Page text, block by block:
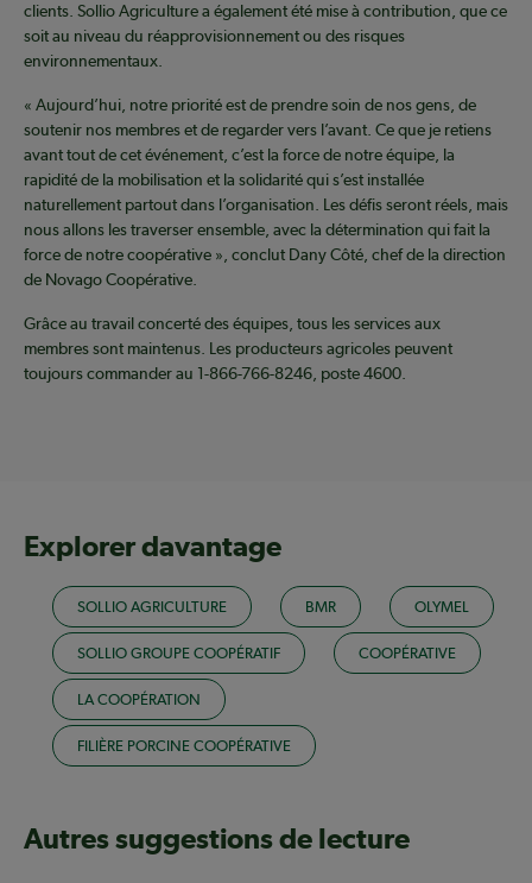
clients. Sollio Agriculture a également été mise à contribution, que ce
soit au niveau du réapprovisionnement ou des risques
environnementaux.
« Aujourd’hui, notre priorité est de prendre soin de nos gens, de
soutenir nos membres et de regarder vers l’avant. Ce que je retiens
avant tout de cet événement, c’est la force de notre équipe, la
rapidité de la mobilisation et la solidarité qui s’est installée
naturellement partout dans l’organisation. Les défis seront réels, mais
nous allons les traverser ensemble, avec la détermination qui fait la
force de notre coopérative », conclut Dany Côté, chef de la direction
de Novago Coopérative.
Grâce au travail concerté des équipes, tous les services aux
membres sont maintenus. Les producteurs agricoles peuvent
toujours commander au 1-866-766-8246, poste 4600.
Explorer davantage
SOLLIO AGRICULTURE BMR OLYMEL
SOLLIO GROUPE COOPÉRATIF COOPÉRATIVE
LA COOPÉRATION
FILIÈRE PORCINE COOPÉRATIVE
Autres suggestions de lecture